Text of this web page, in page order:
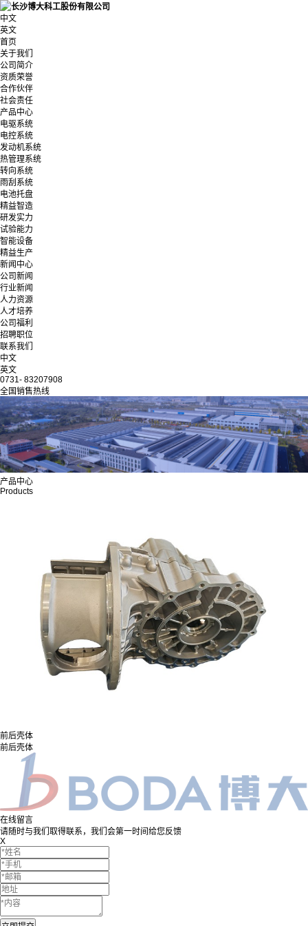
中文
英文
首页
关于我们
公司简介
资质荣誉
合作伙伴
社会责任
产品中心
电驱系统
电控系统
发动机系统
热管理系统
转向系统
雨刮系统
电池托盘
精益智造
研发实力
试验能力
智能设备
精益生产
新闻中心
公司新闻
行业新闻
人力资源
人才培养
公司福利
招聘职位
联系我们
中文
英文
0731- 83207908
全国销售热线
产品中心
Products
前后壳体
前后壳体
在线留言
请随时与我们取得联系，我们会第一时间给您反馈
X